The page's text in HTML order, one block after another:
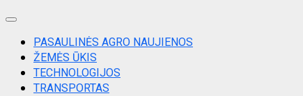
Primary
MenuPASAULINĖS AGRO NAUJIENOS
ŽEMĖS ŪKIS
TECHNOLOGIJOS
TRANSPORTAS